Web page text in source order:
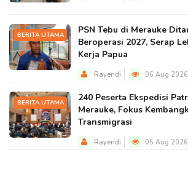
BERITA UTAMA
PSN Tebu di Merauke
Beroperasi 2027, Serap
Kerja Papua
Rayendi 06 Aug
BERITA UTAMA
240 Peserta Ekspedisi
Merauke, Fokus
Transmigrasi
Rayendi 05 Aug